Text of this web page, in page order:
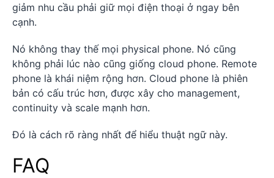
giảm nhu cầu phải giữ mọi điện thoại ở ngay bên
cạnh.
Nó không thay thế mọi physical phone. Nó cũng
không phải lúc nào cũng giống cloud phone. Remote
phone là khái niệm rộng hơn. Cloud phone là phiên
bản có cấu trúc hơn, được xây cho management,
continuity và scale mạnh hơn.
Đó là cách rõ ràng nhất để hiểu thuật ngữ này.
FAQ